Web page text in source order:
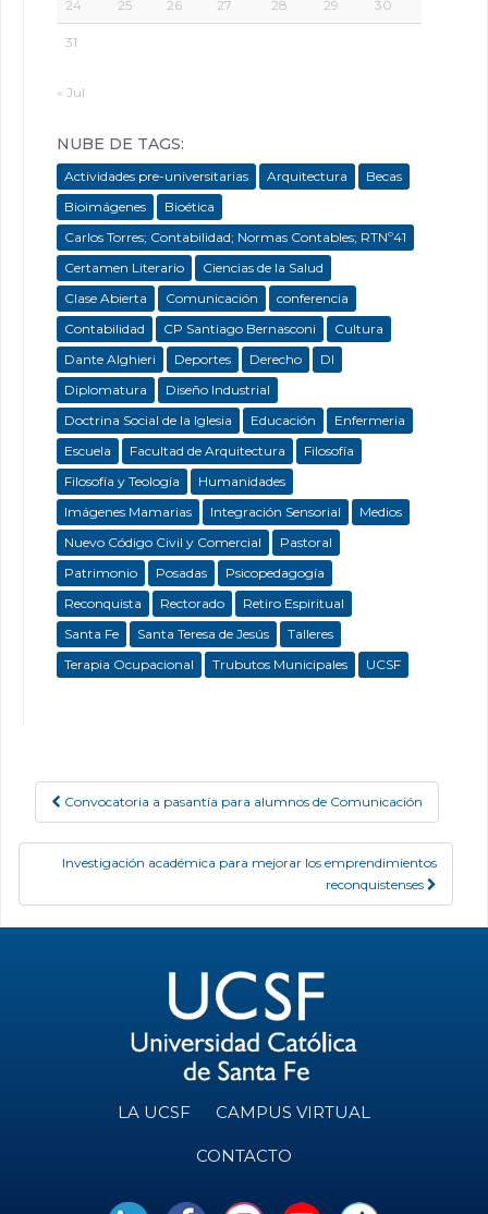
24 25 26 27 28 29 30
31
« Jul
NUBE DE TAGS:
Actividades pre-universitarias Arquitectura
Becas
Bioimágenes
Bioética
Carlos Torres; Contabilidad; Normas Contables; RTNº41
Certamen Literario
Ciencias de la Salud
Clase Abierta
Comunicación
conferencia
Contabilidad
CP Santiago Bernasconi
Cultura
Dante Alghieri
Deportes Derecho
DI
Diplomatura
Diseño Industrial
Doctrina Social de la Iglesia
Educación
Enfermeria
Escuela
Facultad de Arquitectura
Filosofía
Filosofía y Teología
Humanidades
Imágenes Mamarias
Integración Sensorial
Medios
Nuevo Código Civil y Comercial
Pastoral
Patrimonio
Posadas
Psicopedagogía
Reconquista
Rectorado
Retiro Espiritual
Santa Fe
Santa Teresa de Jesús
Talleres
Terapia Ocupacional
Trubutos Municipales UCSF
Post navigation
Convocatoria a pasantía para alumnos de Comunicación
Investigación académica para mejorar los emprendimientos
reconquistenses
LA UCSF CAMPUS VIRTUAL
CONTACTO